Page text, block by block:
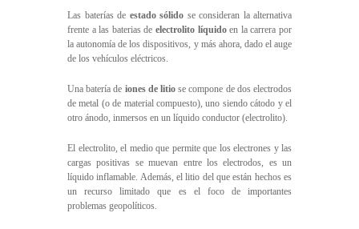
Las baterías de estado sólido se consideran la alternativa
frente a las baterias de electrolito líquidoen la carrera por
la autonomía de los dispositivos, y más ahora, dado el auge
de los vehículos eléctricos.
Una batería de iones de litio se compone de dos electrodos
de metal (o de material compuesto), uno siendo cátodo y el
otro ánodo, inmersos en un líquido conductor (electrolito).
El electrolito, el medio que permite que los electrones y las
cargas positivas se muevan entre los electrodos, es un
líquido inflamable. Además, el litio del que están hechos es
un recurso limitado que es el foco de importantes
problemas geopolíticos.